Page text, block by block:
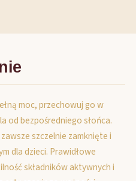
moc, przechowuj go w
od bezpośredniego słońca.
szczelnie zamknięte i
dla dzieci. Prawidłowe
składników aktywnych i